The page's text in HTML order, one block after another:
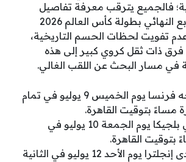
فالجميع يترقب معرفة تفاصيل
مواعيد مباريات ربع النهائي بطولة كأس العالم 2026
تفويت لحظات الحسم التاريخية،
ذات ثقل كروي كبير إلى هذه
في مسار البحث عن اللقب الغالي.
المغرب يواجه فرنسا يوم الخميس 9 يوليو في تمام
مساءً بتوقيت القاهرة.
إسبانيا تلتقي بلجيكا يوم الجمعة 10 يوليو في
بتوقيت القاهرة.
النرويج تتحدى إنجلترا يوم الأحد 12 يوليو في الثانية